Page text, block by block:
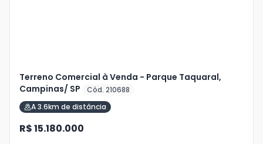
Terreno Comercial à Venda - Parque Taquaral,
Campinas/ SP
Cód. 210688
A 3.6km de distância
R$ 15.180.000